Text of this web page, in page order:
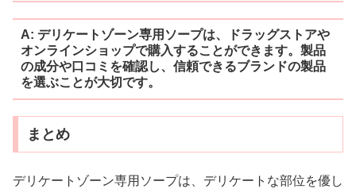
A: デリケートゾーン専用ソープは、ドラッグストアや
オンラインショップで購入することができます。製品
の成分や口コミを確認し、信頼できるブランドの製品
を選ぶことが大切です。
まとめ
デリケートゾーン専用ソープは、デリケートな部位を優し